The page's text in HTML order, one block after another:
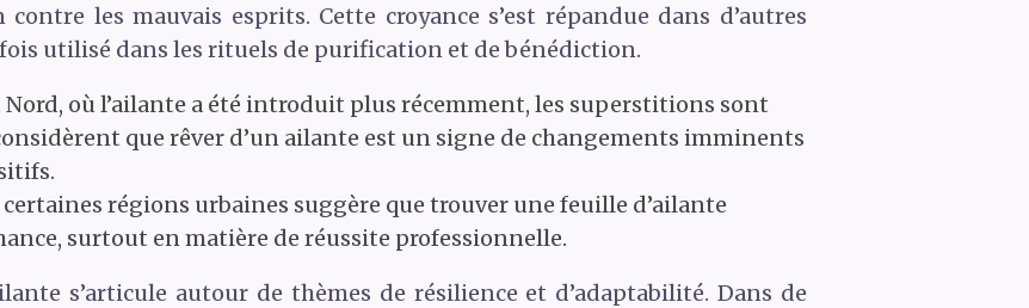
les mauvais esprits. Cette croyance s’est répandue dans d’autres
utilisé dans les rituels de purification et de bénédiction.
Nord, où l’ailante a été introduit plus récemment, les superstitions sont
que rêver d’un ailante est un signe de changements imminents
régions urbaines suggère que trouver une feuille d’ailante
surtout en matière de réussite professionnelle.
s’articule autour de thèmes de résilience et d’adaptabilité. Dans de